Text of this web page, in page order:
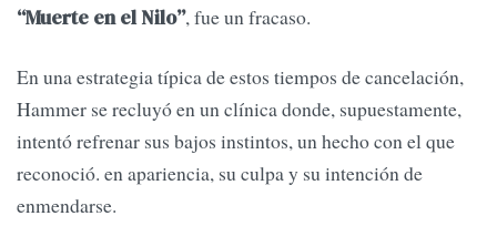
“Muerte en el Nilo”, fue un fracaso.
En una estrategia típica de estos tiempos de cancelación,
Hammer se recluyó en un clínica donde, supuestamente,
intentó refrenar sus bajos instintos, un hecho con el que
reconoció. en apariencia, su culpa y su intención de
enmendarse.